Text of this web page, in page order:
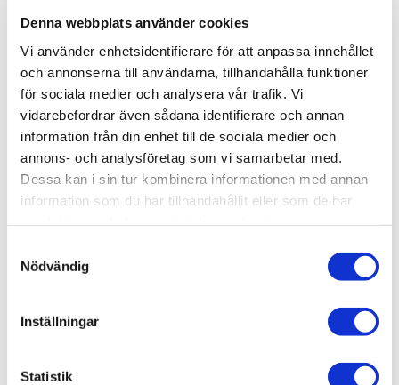
Denna webbplats använder cookies
Vi använder enhetsidentifierare för att anpassa innehållet
och annonserna till användarna, tillhandahålla funktioner
för sociala medier och analysera vår trafik. Vi
vidarebefordrar även sådana identifierare och annan
information från din enhet till de sociala medier och
annons- och analysföretag som vi samarbetar med.
Dessa kan i sin tur kombinera informationen med annan
information som du har tillhandahållit eller som de har
Nödvändig
Inställningar
Statistik
entusiaster inom airbrushing!
komplettairbrush- och kompressorkitmed
enkelanvänd SP30 gravity feed airbrush,mini-
kompressor,slangochinstruktioner– allt du behöver
för att komma igång direkt.
Egenskaper:
🔹SP30 Gravity Feed Airbrush
2cc toppmonterad färgkoppför smidig
0,4 mm nål/munstycke
för jämnt och precist
Enkel att rengöra och underhålla
hållare